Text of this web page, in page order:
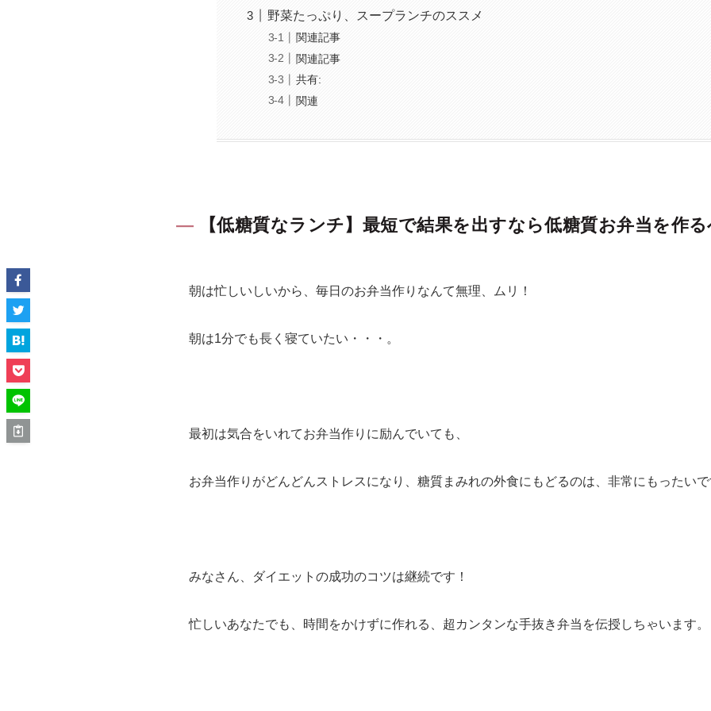
野菜たっぷり、スープランチのススメ
関連記事
関連記事
共有:
関連
【低糖質なランチ】最短で結果を出すなら低糖質お弁当を作
朝は忙しいしいから、毎日のお弁当作りなんて無理、ムリ！
朝は1分でも長く寝ていたい・・・。
最初は気合をいれてお弁当作りに励んでいても、
お弁当作りがどんどんストレスになり、糖質まみれの外食にもどるのは、非常にもったい
みなさん、ダイエットの成功のコツは継続です！
忙しいあなたでも、時間をかけずに作れる、超カンタンな手抜き弁当を伝授しちゃいます。